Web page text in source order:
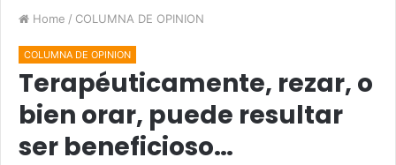
Home / COLUMNA DE OPINION
COLUMNA DE OPINION
Terapéuticamente, rezar, o
bien orar, puede resultar
ser beneficioso…